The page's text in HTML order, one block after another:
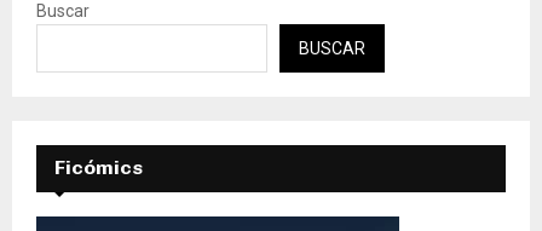
Buscar
BUSCAR
Ficómics